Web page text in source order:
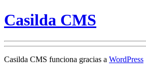
Casilda CMS
Casilda CMS funciona gracias a WordPress